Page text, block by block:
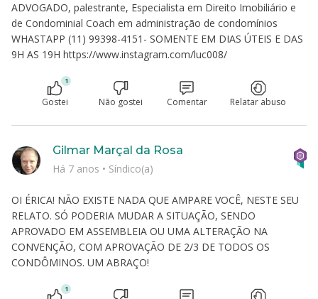
ADVOGADO, palestrante, Especialista em Direito Imobiliário e
de Condominial Coach em administração de condomínios
WHASTAPP (11) 99398-4151- SOMENTE EM DIAS ÚTEIS E DAS
9H AS 19H https://www.instagram.com/luc008/
1
Gostei Não gostei Comentar Relatar abuso
OI ÉRICA! NÃO EXISTE NADA QUE AMPARE VOCÊ, NESTE SEU
RELATO. SÓ PODERIA MUDAR A SITUAÇÃO, SENDO
APROVADO EM ASSEMBLEIA OU UMA ALTERAÇÃO NA
CONVENÇÃO, COM APROVAÇÃO DE 2/3 DE TODOS OS
CONDÔMINOS. UM ABRAÇO!
Gilmar Marçal da Rosa
Há 7 anos • Síndico(a)
1